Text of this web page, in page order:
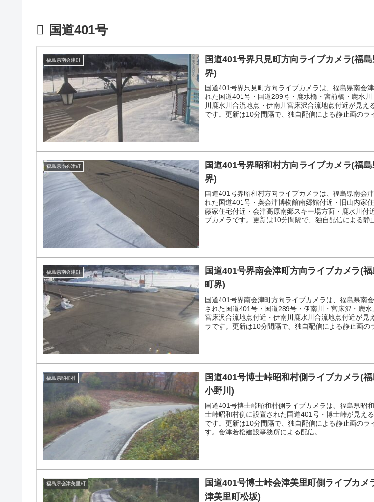
国道401号
福島県南会津町
国道401号界只見町方向ライブカメラ(福
界)
国道401号界只見町方向ライブカメラは、福島県南会
れた国道401号・国道289号・鹿水橋・宮前橋・鹿水
川鹿水川合流地点・伊南川宮床沢合流地点付近が見え
です。更新は10分間隔で、独自配信による静止画のラ
福島県南会津町
国道401号界昭和村方向ライブカメラ(福島
界)
国道401号界昭和村方向ライブカメラは、福島県南会
れた国道401号・奥会津博物館南郷館付近・旧山内家
藤家住宅付近・会津高原南郷スキー場方面・鹿水川付
ブカメラです。更新は10分間隔で、独自配信による静
福島県南会津町
国道401号界南会津町方向ライブカメラ(
町界)
国道401号界南会津町方向ライブカメラは、福島県南
された国道401号・国道289号・伊南川・宮床沢・鹿水
宮床沢合流地点付近・伊南川鹿水川合流地点付近が見
ラです。更新は10分間隔で、独自配信による静止画の
福島県昭和村
国道401号博士峠昭和村側ライブカメラ(
小野川)
国道401号博士峠昭和村側ライブカメラは、福島県昭
士峠昭和村側に設置された国道401号・博士峠が見え
です。更新は10分間隔で、独自配信による静止画のラ
す。会津若松建設事務所による配信。
福島県会津美里町
国道401号博士峠会津美里町側ライブカメ
津美里町松坂)